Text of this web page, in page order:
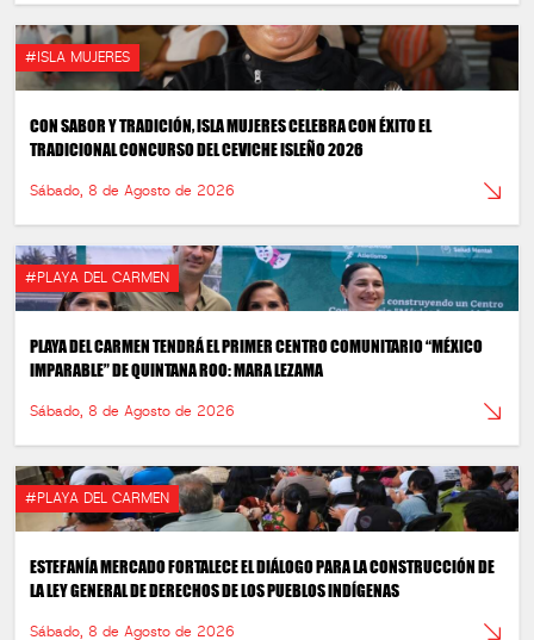
#ISLA MUJERES
CON SABOR Y TRADICIÓN, ISLA MUJERES CELEBRA CON ÉXITO EL
TRADICIONAL CONCURSO DEL CEVICHE ISLEÑO 2026
Sábado, 8 de Agosto de 2026
#PLAYA DEL CARMEN
PLAYA DEL CARMEN TENDRÁ EL PRIMER CENTRO COMUNITARIO “MÉXICO
IMPARABLE” DE QUINTANA ROO: MARA LEZAMA
Sábado, 8 de Agosto de 2026
#PLAYA DEL CARMEN
ESTEFANÍA MERCADO FORTALECE EL DIÁLOGO PARA LA CONSTRUCCIÓN DE
LA LEY GENERAL DE DERECHOS DE LOS PUEBLOS INDÍGENAS
Sábado, 8 de Agosto de 2026